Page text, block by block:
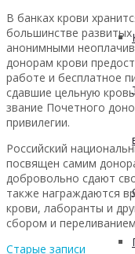
В банках крови
большинстве
анонимными
донорам крови
работе и бесплатное
сдавшие цельную
звание Почетного
привилегии.
Российский
посвящен самим
добровольно сдают
также награждаются
крови, лаборанты и
сбором и
Старые записи